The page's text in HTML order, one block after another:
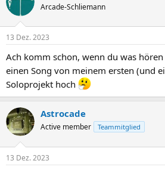
Arcade-Schliemann
13 Dez. 2023
Ach komm schon, wenn du was
einen Song von meinem ersten (und
Soloprojekt hoch
Astrocade
Active member Teammitglied
13 Dez. 2023